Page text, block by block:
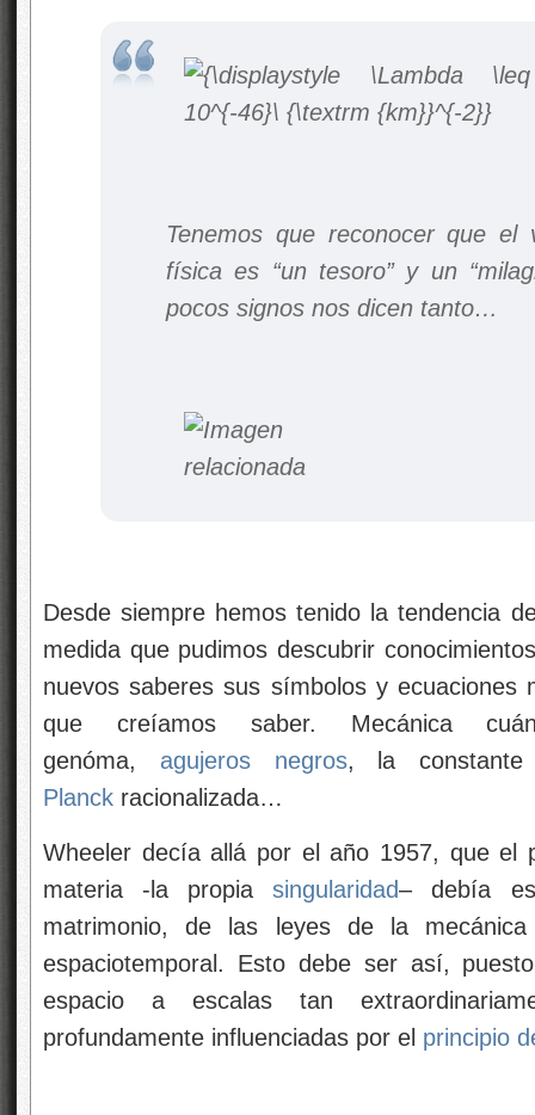
Tenemos que reconocer que
física es “un tesoro” y un
pocos signos nos dicen tanto…
Desde siempre hemos tenido la tendencia
medida que pudimos descubrir
nuevos saberes sus símbolos y ecuaciones
que creíamos saber. Mecánica
genóma, agujeros negros, la
Planck racionalizada…
Wheeler decía allá por el año 1957, que el
materia -la propiasingularidad– debía
matrimonio, de las leyes de la
espaciotemporal. Esto debe ser así,
espacio a escalas tan
profundamente influenciadas por el principio